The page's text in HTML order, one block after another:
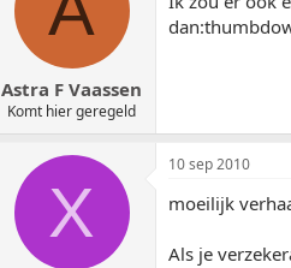
Astra F Vaassen
Komt hier geregeld
X
10 sep 2010
moeilijk
Als je